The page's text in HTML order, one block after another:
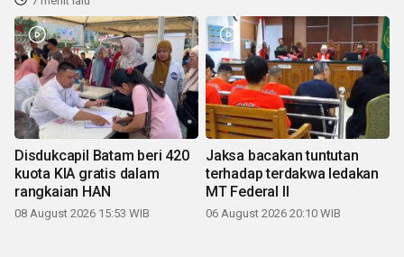
Disdukcapil Batam beri 420
kuota KIA gratis dalam
rangkaian HAN
08 August 2026 15:53 WIB
Jaksa bacakan tuntutan
terhadap terdakwa ledakan
MT Federal II
06 August 2026 20:10 WIB